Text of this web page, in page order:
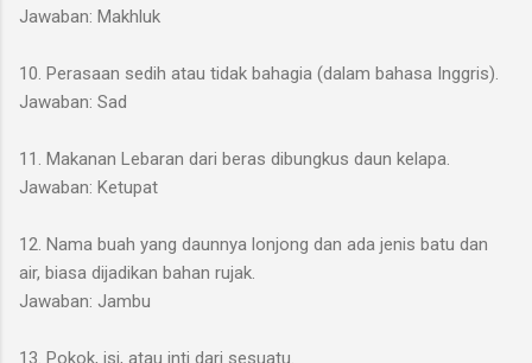
Jawaban: Makhluk
10. Perasaan sedih atau tidak bahagia (dalam bahasa Inggris).
Jawaban: Sad
11. Makanan Lebaran dari beras dibungkus daun kelapa.
Jawaban: Ketupat
12. Nama buah yang daunnya lonjong dan ada jenis batu dan
air, biasa dijadikan bahan rujak.
Jawaban: Jambu
13. Pokok, isi, atau inti dari sesuatu.